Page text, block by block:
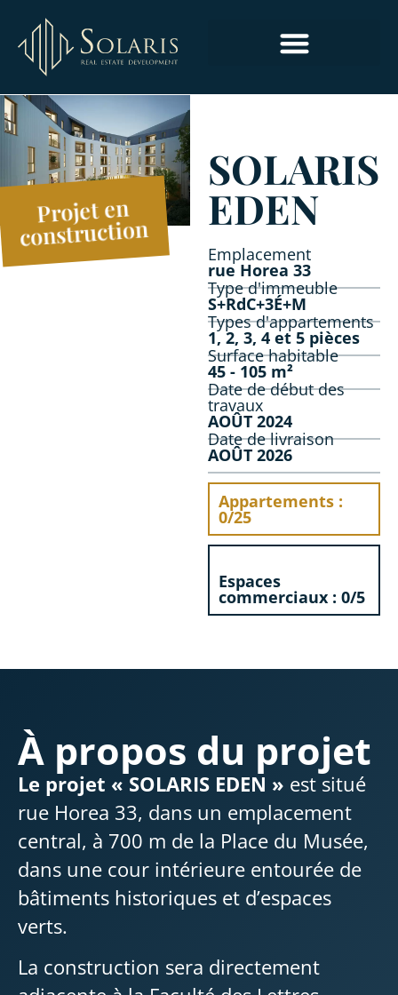
Projet en
construction
SOLARIS
EDEN
Emplacement
rue Horea 33
Type d'immeuble
S+RdC+3É+M
Types d'appartements
1, 2, 3, 4 et 5 pièces
Surface habitable
45 - 105 m²
Date de début des
travaux
AOÛT 2024
Date de livraison
AOÛT 2026
Appartements :
0/25
Espaces
commerciaux : 0/5
À propos du projet
Le projet « SOLARIS EDEN » est situé
rue Horea 33, dans un emplacement
central, à 700 m de la Place du Musée,
dans une cour intérieure entourée de
bâtiments historiques et d’espaces
verts.
La construction sera directement